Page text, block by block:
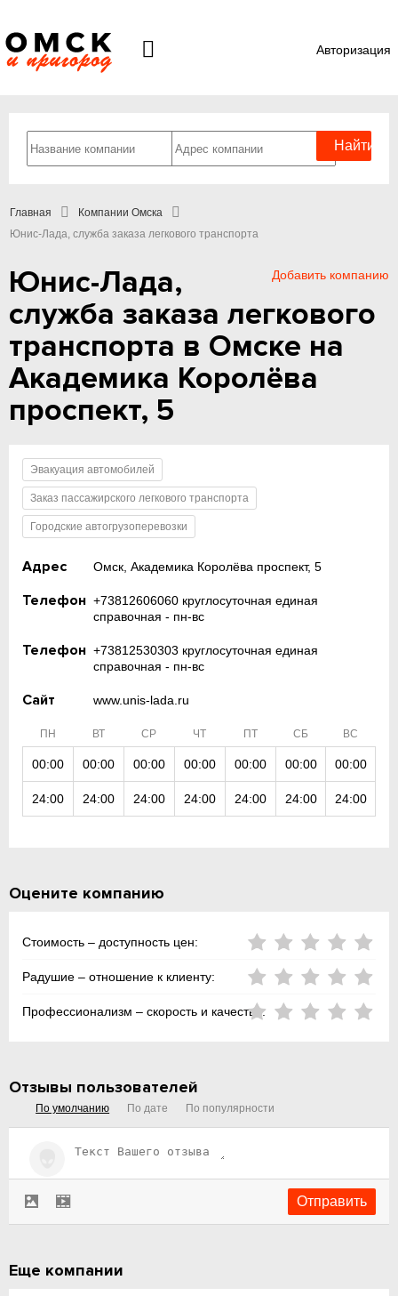
Авторизация
Главная
Компании Омска
Юнис-Лада, служба заказа легкового транспорта
Добавить компанию
Юнис-Лада,
служба заказа легкового
транспорта в Омске на
Академика Королёва
проспект, 5
Эвакуация автомобилей
Заказ пассажирского легкового транспорта
Городские автогрузоперевозки
Адрес Омск, Академика Королёва проспект, 5
Телефон +73812606060 круглосуточная единая
справочная - пн-вс
Телефон +73812530303 круглосуточная единая
справочная - пн-вс
Сайт www.unis-lada.ru
ПН ВТ СР ЧТ ПТ СБ ВС
00:00 00:00 00:00 00:00 00:00 00:00 00:00
24:00 24:00 24:00 24:00 24:00 24:00 24:00
Оцените компанию
Стоимость – доступность цен:
Радушие – отношение к клиенту:
Профессионализм – скорость и качество:
Отзывы пользователей
По умолчанию По дате По популярности
Еще компании